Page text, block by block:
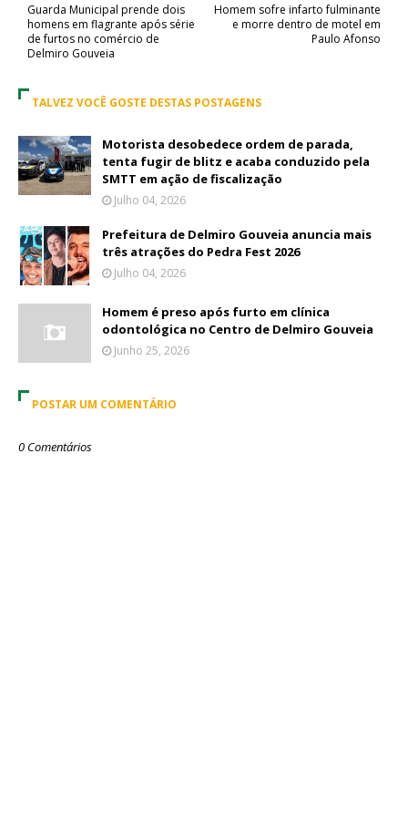
Homem sofre infarto fulminante
e morre dentro de motel em
Paulo Afonso
Guarda Municipal prende dois
homens em flagrante após série
de furtos no comércio de
Delmiro Gouveia
TALVEZ VOCÊ GOSTE DESTAS POSTAGENS
Motorista desobedece ordem de parada,
tenta fugir de blitz e acaba conduzido pela
SMTT em ação de fiscalização
Julho 04, 2026
Prefeitura de Delmiro Gouveia anuncia mais
três atrações do Pedra Fest 2026
Julho 04, 2026
Homem é preso após furto em clínica
odontológica no Centro de Delmiro Gouveia
Junho 25, 2026
POSTAR UM COMENTÁRIO
0 Comentários